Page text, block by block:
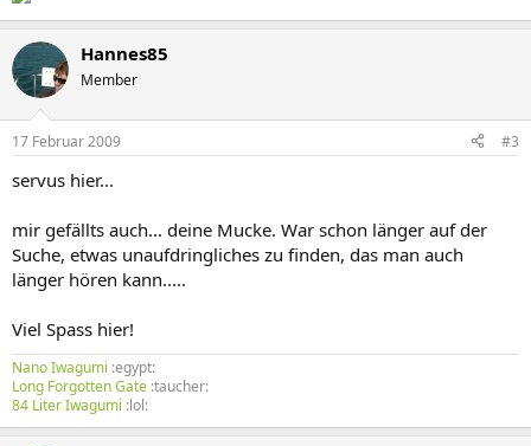
Hannes85
Member
17 Februar 2009 #3
servus hier...
mir gefällts auch... deine Mucke. War schon länger auf der
Suche, etwas unaufdringliches zu finden, das man auch
länger hören kann.....
Viel Spass hier!
Nano Iwagumi :egypt:
Long Forgotten Gate :taucher:
84 Liter Iwagumi :lol: